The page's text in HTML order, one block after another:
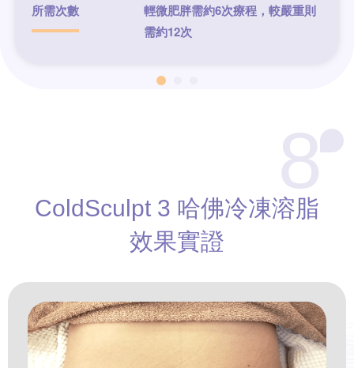
所需次數
輕微肥胖需約6次療程，較嚴重則
需約12次
ColdSculpt 3 哈佛冷凍溶脂
效果實證
8